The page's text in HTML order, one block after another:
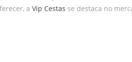
a Vip Cestas se destaca no